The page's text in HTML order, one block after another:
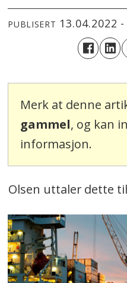
PUBLISERT 13.04.2022
Merk at denne
gammel, og kan
informasjon.
Olsen uttaler dette til